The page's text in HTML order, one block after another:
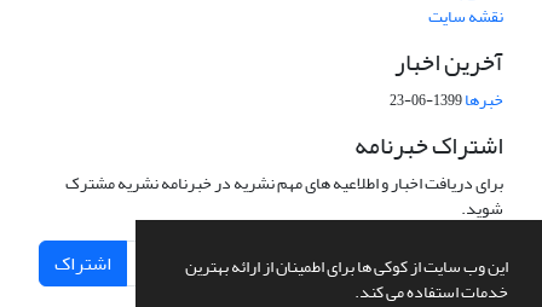
این وب سایت از کوکی ها برای اطمینان از ارائه بهترین
خدمات استفاده می کند.
نقشه سایت
آخرین اخبار
خبرها1399-06-23
اشتراک خبرنامه
برای دریافت اخبار و اطلاعیه های مهم نشریه در خبرنامه نشریه مشترک
شوید.
اشتراک